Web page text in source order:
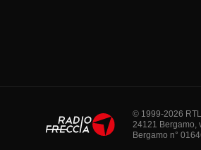
© 1999-2026
24121 Bergamo,
Bergamo n°